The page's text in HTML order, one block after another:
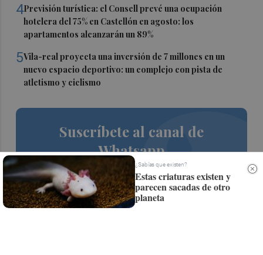
4Previsión turística: el Consell prevé una ocupación
hotelera del 75% en Castellón en agosto: los
apartamentos alcanzarán un 89%
5Vila-real proyecta una inversión de 7 millones en un
nuevo espacio deportivo: un complejo con pista de
atletismo y ciclismo
Suscríbete al canal de
Whatsapp
Siempre al día de las últimas noticias
¡Quiero suscribirme!
¿Sabías que existen?
Estas criaturas existen y
parecen sacadas de otro
planeta